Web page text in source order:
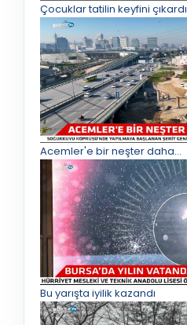
Çocuklar tatilin keyfini çıkardı
Acemler'e bir neşter daha...
Bu yarışta iyilik kazandı